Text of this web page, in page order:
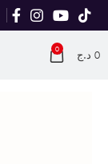
0 0 د.ج